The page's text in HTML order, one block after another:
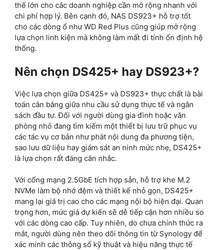
thế lớn cho các doanh nghiệp cần mở rộng nhanh với
chi phí hợp lý. Bên cạnh đó, NAS DS923+ hỗ trợ tốt
cho các dòng ổ như WD Red Plus cũng giúp mở rộng
lựa chọn linh kiện mà không làm mất đi tính ổn định hệ
thống.
Nên chọn DS425+ hay DS923+?
Việc lựa chọn giữa DS425+ và DS923+ thực chất là bài
toán cân bằng giữa nhu cầu sử dụng thực tế và ngân
sách đầu tư. Đối với người dùng gia đình hoặc văn
phòng nhỏ đang tìm kiếm một thiết bị lưu trữ phục vụ
các tác vụ cơ bản như phát nội dung đa phương tiện,
sao lưu dữ liệu hay giám sát an ninh mức nhẹ, DS425+
là lựa chọn rất đáng cân nhắc.
Với cổng mạng 2.5GbE tích hợp sẵn, hỗ trợ khe M.2
NVMe làm bộ nhớ đệm và thiết kế nhỏ gọn, DS425+
mang lại giá trị cao cho các mạng nội bộ hiện đại. Quan
trọng hơn, mức giá dự kiến sẽ dễ tiếp cận hơn nhiều so
với các dòng cao cấp. Tuy nhiên, do chưa chính thức ra
mắt, người dùng nên theo dõi thông tin từ Synology để
xác minh các thông số kỹ thuật và hiệu năng thực tế